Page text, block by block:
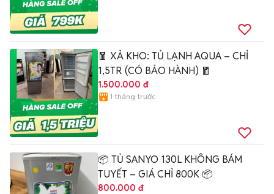
🧧 XẢ KHO: TỦ LẠNH AQUA – CHỈ
1,5TR (CÓ BẢO HÀNH) 🧧
1.500.000 đ
1 tháng trước
📦 TỦ SANYO 130L KHÔNG BÁM
TUYẾT – GIÁ CHỈ 800K 📦
800.000 đ